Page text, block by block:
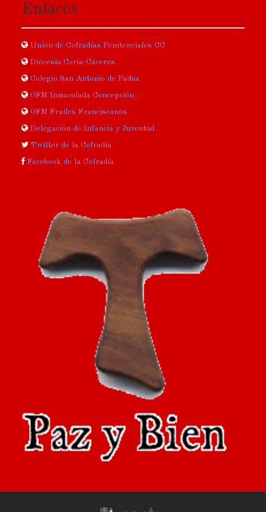
Enlaces
Unión de Cofradías Penitenciales CC
Diócesis Coria-Cáceres
Colegio San Antonio de Padua
OFM Inmaculada Concepción
OFM Frailes Franciscanos
Delegación de Infancia y Juventud
Twitter de la Cofradía
Facebook de la Cofradía